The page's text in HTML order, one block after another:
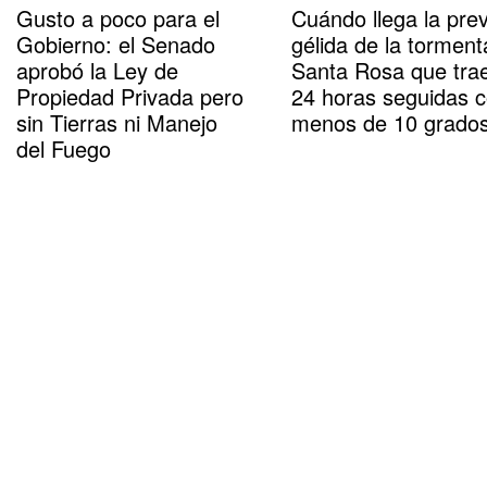
Gusto a poco para el
Gobierno: el Senado
aprobó la Ley de
Propiedad Privada pero
sin Tierras ni Manejo
del Fuego
Cuándo llega la
gélida de la
Santa Rosa que
24 horas seguidas
menos de 10